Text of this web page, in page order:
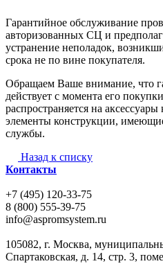
Гарантийное обслуживание
авторизованных СЦ и
устранение неполадок,
срока не по вине покупателя.
Обращаем Ваше внимание, что
действует с момента его
распространяется на
элементы конструкции,
службы.
Назад к списку
Контакты
+7 (495) 120-33-75
8 (800) 555-39-75
info@aspromsystem.ru
105082, г. Москва,
Спартаковская, д. 14, стр. 3,